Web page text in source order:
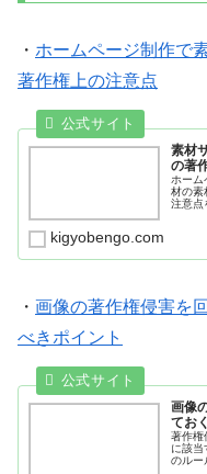
・ ホームページ制作で
著作権上の注意点
素材
の著
ホーム
材の素
注意点
kigyobengo.com
・ 画像の著作権侵害を
べきポイント
画像
てお
著作権
に該当
のルー